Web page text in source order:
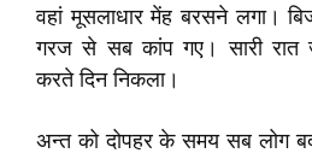
वहां मूसलाधार मेंह बरसने लगा।
गरज से सब कांप गए। सारी रात
करते दिन निकला।
अन्त को दोपहर के समय सब लोग